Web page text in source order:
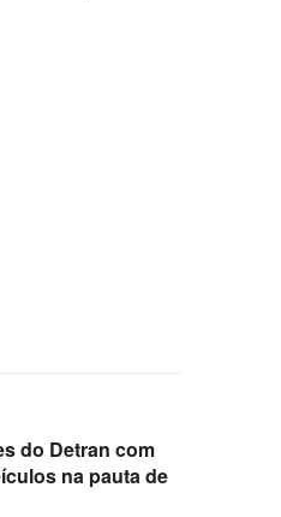
do Detran com
na pauta de